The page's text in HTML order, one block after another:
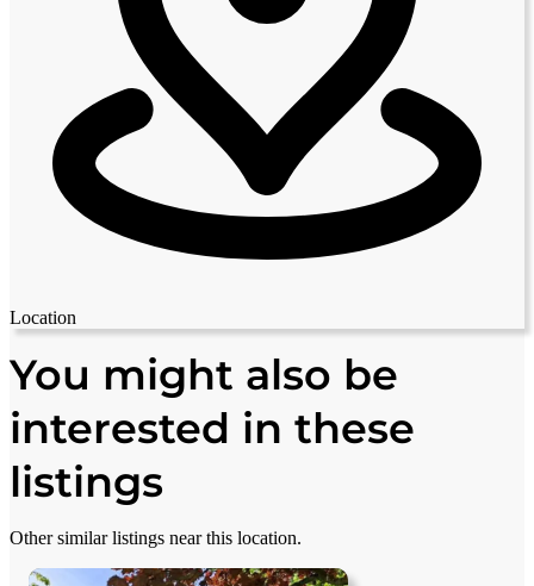
Location
+
−
You might also be
interested in these
listings
Other similar listings near this location.